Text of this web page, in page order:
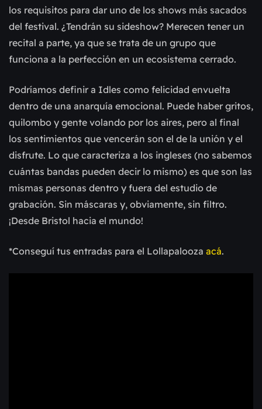
los requisitos para dar uno de los shows más sacados
del festival. ¿Tendrán su sideshow? Merecen tener un
recital a parte, ya que se trata de un grupo que
funciona a la perfección en un ecosistema cerrado.
Podríamos definir a Idles como felicidad envuelta
dentro de una anarquía emocional. Puede haber gritos,
quilombo y gente volando por los aires, pero al final
los sentimientos que vencerán son el de la unión y el
disfrute. Lo que caracteriza a los ingleses (no sabemos
cuántas bandas pueden decir lo mismo) es que son las
mismas personas dentro y fuera del estudio de
grabación. Sin máscaras y, obviamente, sin filtro.
¡Desde Bristol hacia el mundo!
*Conseguí tus entradas para el Lollapalooza acá.